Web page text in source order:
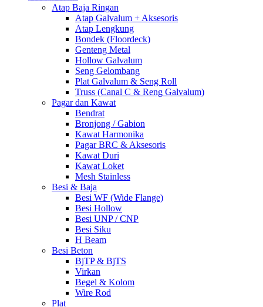
Atap Baja Ringan
Atap Galvalum + Aksesoris
Atap Lengkung
Bondek (Floordeck)
Genteng Metal
Hollow Galvalum
Seng Gelombang
Plat Galvalum & Seng Roll
Truss (Canal C & Reng Galvalum)
Pagar dan Kawat
Bendrat
Bronjong / Gabion
Kawat Harmonika
Pagar BRC & Aksesoris
Kawat Duri
Kawat Loket
Mesh Stainless
Besi & Baja
Besi WF (Wide Flange)
Besi Hollow
Besi UNP / CNP
Besi Siku
H Beam
Besi Beton
BjTP & BjTS
Virkan
Begel & Kolom
Wire Rod
Plat